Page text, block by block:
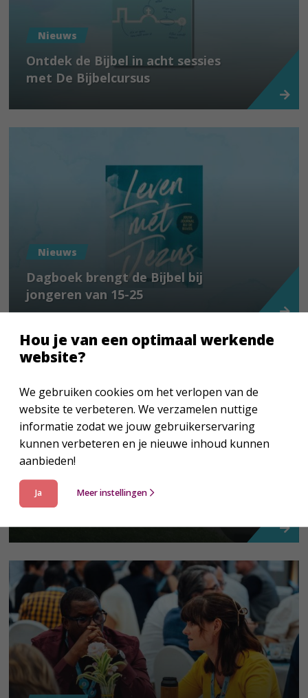
Nieuws
Ontdek de Bijbel in acht sessies
met De Bijbelcursus
Nieuws
Dagboek brengt de Bijbel bij
jongeren van 15-25
Nieuws
WK-editie van Marcus met
pakket voor kerken in trek
Hou je van een optimaal werkende
website?
We gebruiken cookies om het verlopen van de
website te verbeteren. We verzamelen nuttige
informatie zodat we jouw gebruikerservaring
kunnen verbeteren en je nieuwe inhoud kunnen
aanbieden!
Ja Meer instellingen